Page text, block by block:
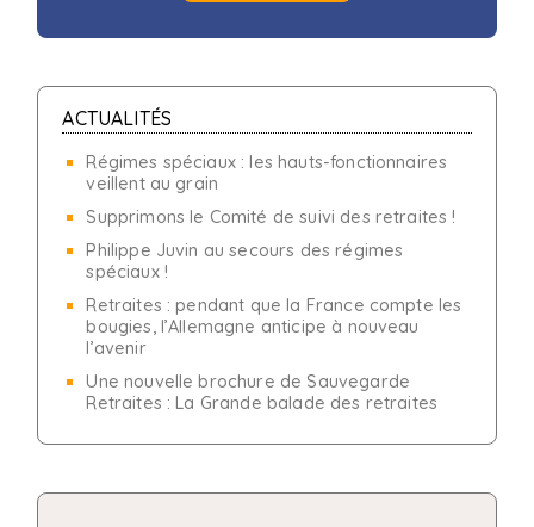
ACTUALITÉS
Régimes spéciaux : les hauts-fonctionnaires
veillent au grain
Supprimons le Comité de suivi des retraites !
Philippe Juvin au secours des régimes
spéciaux !
Retraites : pendant que la France compte les
bougies, l’Allemagne anticipe à nouveau
l’avenir
Une nouvelle brochure de Sauvegarde
Retraites : La Grande balade des retraites